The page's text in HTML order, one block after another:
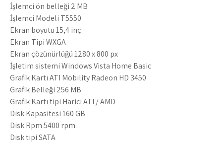
İşlemci ön belleği 2 MB
İşlemci Modeli T5550
Ekran boyutu 15,4 inç
Ekran Tipi WXGA
Ekran çözünürlüğü 1280 x 800 px
İşletim sistemi Windows Vista Home Basic
Grafik Kartı ATI Mobility Radeon HD 3450
Grafik Belleği 256 MB
Grafik Kartı tipi Harici ATI / AMD
Disk Kapasitesi 160 GB
Disk Rpm 5400 rpm
Disk tipi SATA